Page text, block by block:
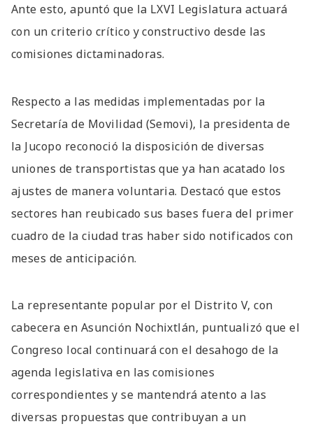
Ante esto, apuntó que la LXVI Legislatura actuará
con un criterio crítico y constructivo desde las
comisiones dictaminadoras.
Respecto a las medidas implementadas por la
Secretaría de Movilidad (Semovi), la presidenta de
la Jucopo reconoció la disposición de diversas
uniones de transportistas que ya han acatado los
ajustes de manera voluntaria. Destacó que estos
sectores han reubicado sus bases fuera del primer
cuadro de la ciudad tras haber sido notificados con
meses de anticipación.
La representante popular por el Distrito V, con
cabecera en Asunción Nochixtlán, puntualizó que el
Congreso local continuará con el desahogo de la
agenda legislativa en las comisiones
correspondientes y se mantendrá atento a las
diversas propuestas que contribuyan a un